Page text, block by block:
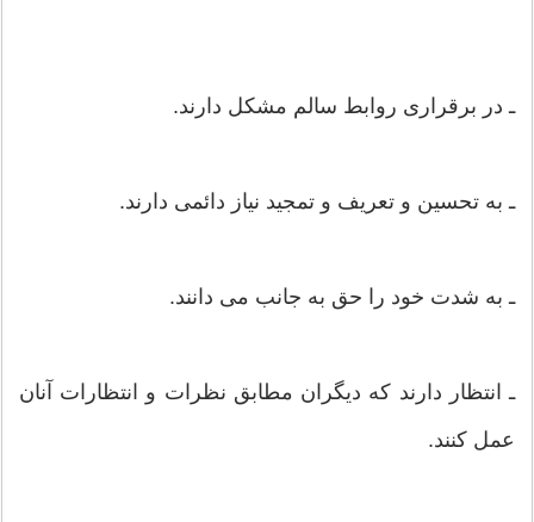
ـ در برقراری روابط سالم مشکل دارند.
ـ به تحسین و تعریف و تمجید نیاز دائمی دارند.
ـ به شدت خود را حق به جانب می دانند.
ـ انتظار دارند که دیگران مطابق نظرات و انتظارات آنان
عمل کنند.